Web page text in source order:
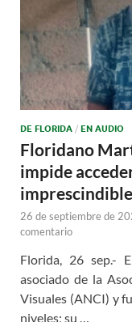
DE FLORIDA / EN AUDIO
Floridano
impide
26 de septiembre de
comentario
Florida, 26 sep.-
asociado de la
Visuales (ANCI) y
niveles; su …